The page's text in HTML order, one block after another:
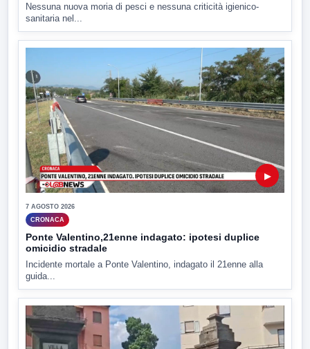
Nessuna nuova moria di pesci e nessuna criticità igienico-
sanitaria nel...
▶
7 AGOSTO 2026
CRONACA
Ponte Valentino,21enne indagato: ipotesi duplice
omicidio stradale
Incidente mortale a Ponte Valentino, indagato il 21enne alla
guida...